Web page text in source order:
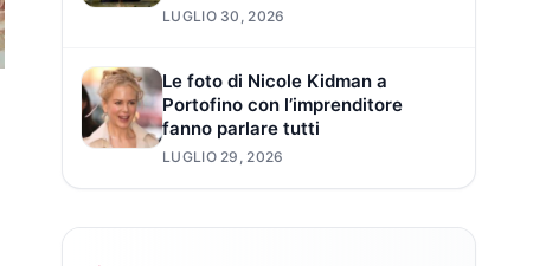
LUGLIO 30, 2026
Le foto di Nicole Kidman a
Portofino con l’imprenditore
fanno parlare tutti
LUGLIO 29, 2026